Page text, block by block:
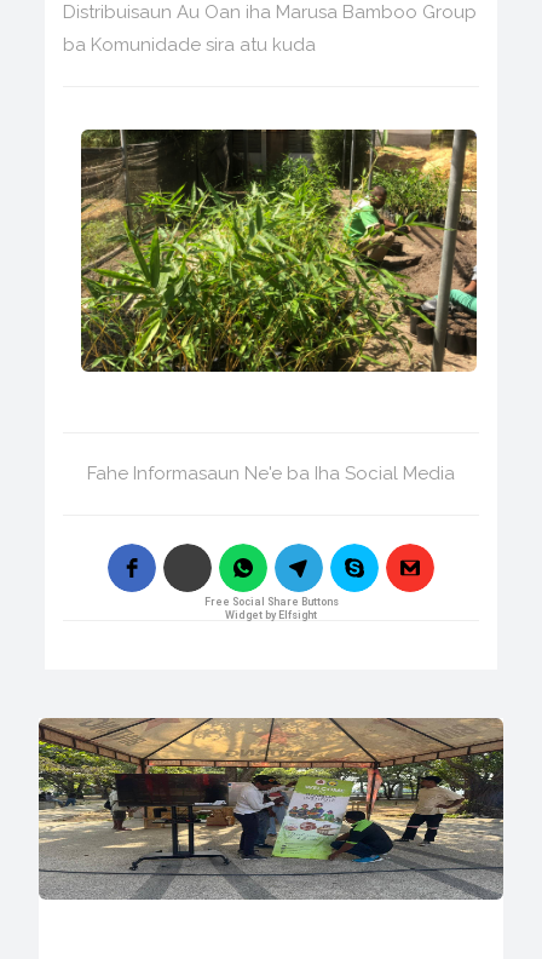
Distribuisaun Au Oan iha Marusa Bamboo Group
ba Komunidade sira atu kuda
Fahe Informasaun Ne'e ba Iha Social Media
Free Social Share Buttons
Widget by Elfsight